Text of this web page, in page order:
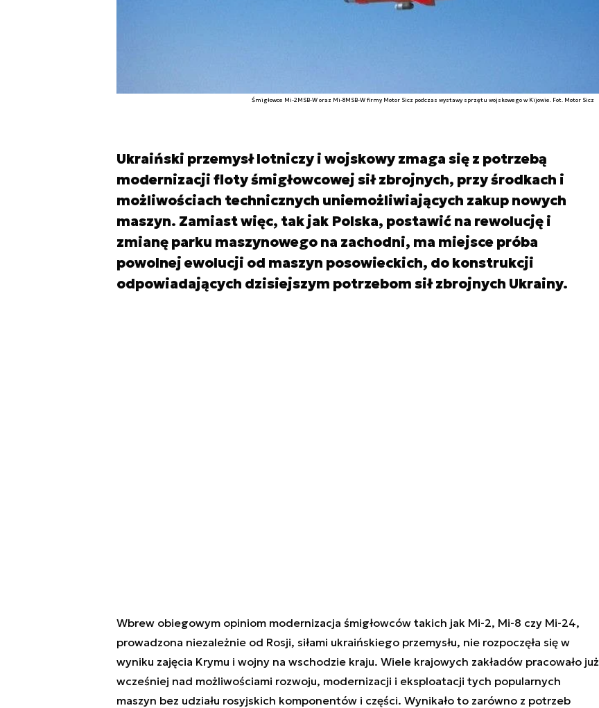
Śmigłowce Mi-2MSB-W oraz Mi-8MSB-W firmy Motor Sicz podczas wystawy sprzętu wojskowego w Kijowie. Fot. Motor Sicz
Ukraiński przemysł lotniczy i wojskowy zmaga się z potrzebą
modernizacji floty śmigłowcowej sił zbrojnych, przy środkach i
możliwościach technicznych uniemożliwiających zakup nowych
maszyn. Zamiast więc, tak jak Polska, postawić na rewolucję i
zmianę parku maszynowego na zachodni, ma miejsce próba
powolnej ewolucji od maszyn posowieckich, do konstrukcji
odpowiadających dzisiejszym potrzebom sił zbrojnych Ukrainy.
Wbrew obiegowym opiniom modernizacja śmigłowców takich jak Mi-2, Mi-8 czy Mi-24,
prowadzona niezależnie od Rosji, siłami ukraińskiego przemysłu, nie rozpoczęła się w
wyniku zajęcia Krymu i wojny na wschodzie kraju. Wiele krajowych zakładów pracowało już
wcześniej nad możliwościami rozwoju, modernizacji i eksploatacji tych popularnych
maszyn bez udziału rosyjskich komponentów i części. Wynikało to zarówno z potrzeb